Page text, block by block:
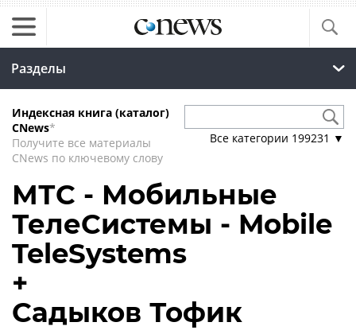
Разделы
Индексная книга (каталог)
CNews*
Получите все материалы
CNews по ключевому слову
Все категории 199231 ▼
МТС - Мобильные
ТелеСистемы - Mobile
TeleSystems
+
Садыков Тофик